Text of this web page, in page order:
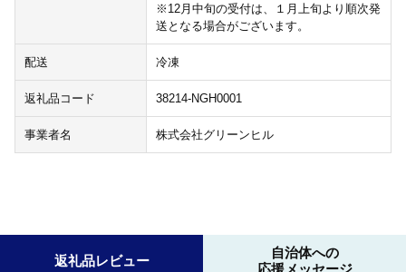
※12月中旬の受付は、１月上旬より順次発
送となる場合がございます。
配送 冷凍
返礼品コード 38214-NGH0001
事業者名 株式会社グリーンヒル
返礼品レビュー
自治体への
応援メッセージ